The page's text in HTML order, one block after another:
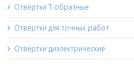
Отвёртки Т-образные
Отвёртки для точных работ
Отвёртки диэлектрические